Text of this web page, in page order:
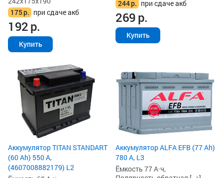
175р. при сдаче акб
192р.
Купить
244р. при сдаче акб
269р.
Купить
Аккумулятор TITAN STANDART
(60 Ah) 550 А,
(4607008882179) L2
Аккумулятор ALFA EFB (77 Ah)
780 А, L3
Ёмкость 77 А·ч,